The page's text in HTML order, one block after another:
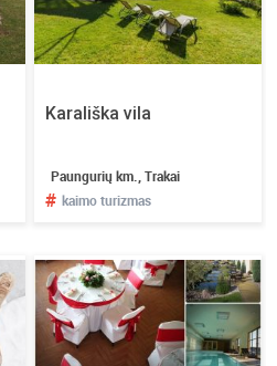
Karališka vila
Paungurių km., Trakai
# kaimo turizmas